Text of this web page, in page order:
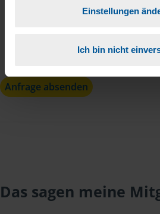
Einstellungen
Ich bin nicht
Bearbeitung meines Anliegens
Anfrage absenden
Das sagen meine